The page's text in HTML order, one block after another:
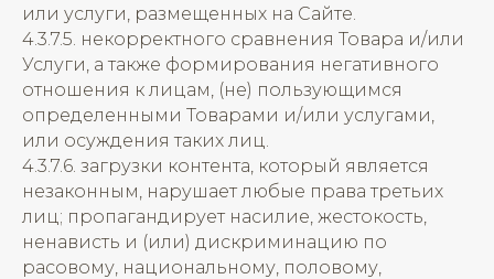
или услуги, размещенных на Сайте.
4.3.7.5. некорректного сравнения Товара и/или
Услуги, а также формирования негативного
отношения к лицам, (не) пользующимся
определенными Товарами и/или услугами,
или осуждения таких лиц.
4.3.7.6. загрузки контента, который является
незаконным, нарушает любые права третьих
лиц; пропагандирует насилие, жестокость,
ненависть и (или) дискриминацию по
расовому, национальному, половому,